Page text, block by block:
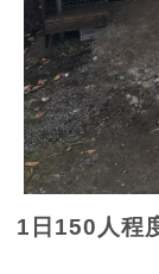
1 日 150人程